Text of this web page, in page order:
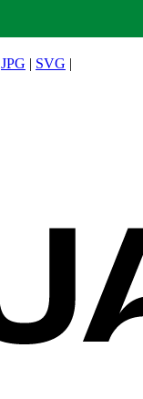
JPG | SVG |